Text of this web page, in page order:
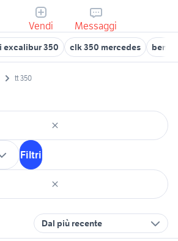
Vendi Messaggi
excalibur 350 clk 350 mercedes
tt 350
Filtri
Dal più recente